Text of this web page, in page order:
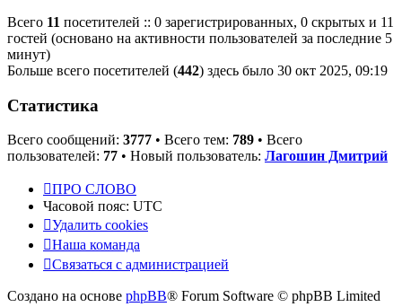
Всего 11 посетителей :: 0 зарегистрированных, 0 скрытых и 11
гостей (основано на активности пользователей за последние 5
минут)
Больше всего посетителей (442) здесь было 30 окт 2025, 09:19
Статистика
Всего сообщений: 3777 • Всего тем: 789 • Всего
пользователей: 77 • Новый пользователь: Лагошин Дмитрий
ПРО СЛОВО
Часовой пояс: UTC
Удалить cookies
Наша команда
Связаться с администрацией
Создано на основе phpBB® Forum Software © phpBB Limited